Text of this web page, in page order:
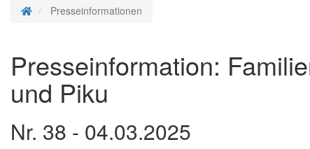
StartseitePresseinformationen
Presseinformation:
und Piku
Nr. 38 - 04.03.2025